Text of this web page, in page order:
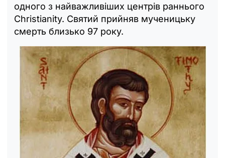
одного з найважливіших центрів раннього
Christianity. Святий прийняв мученицьку
смерть близько 97 року.